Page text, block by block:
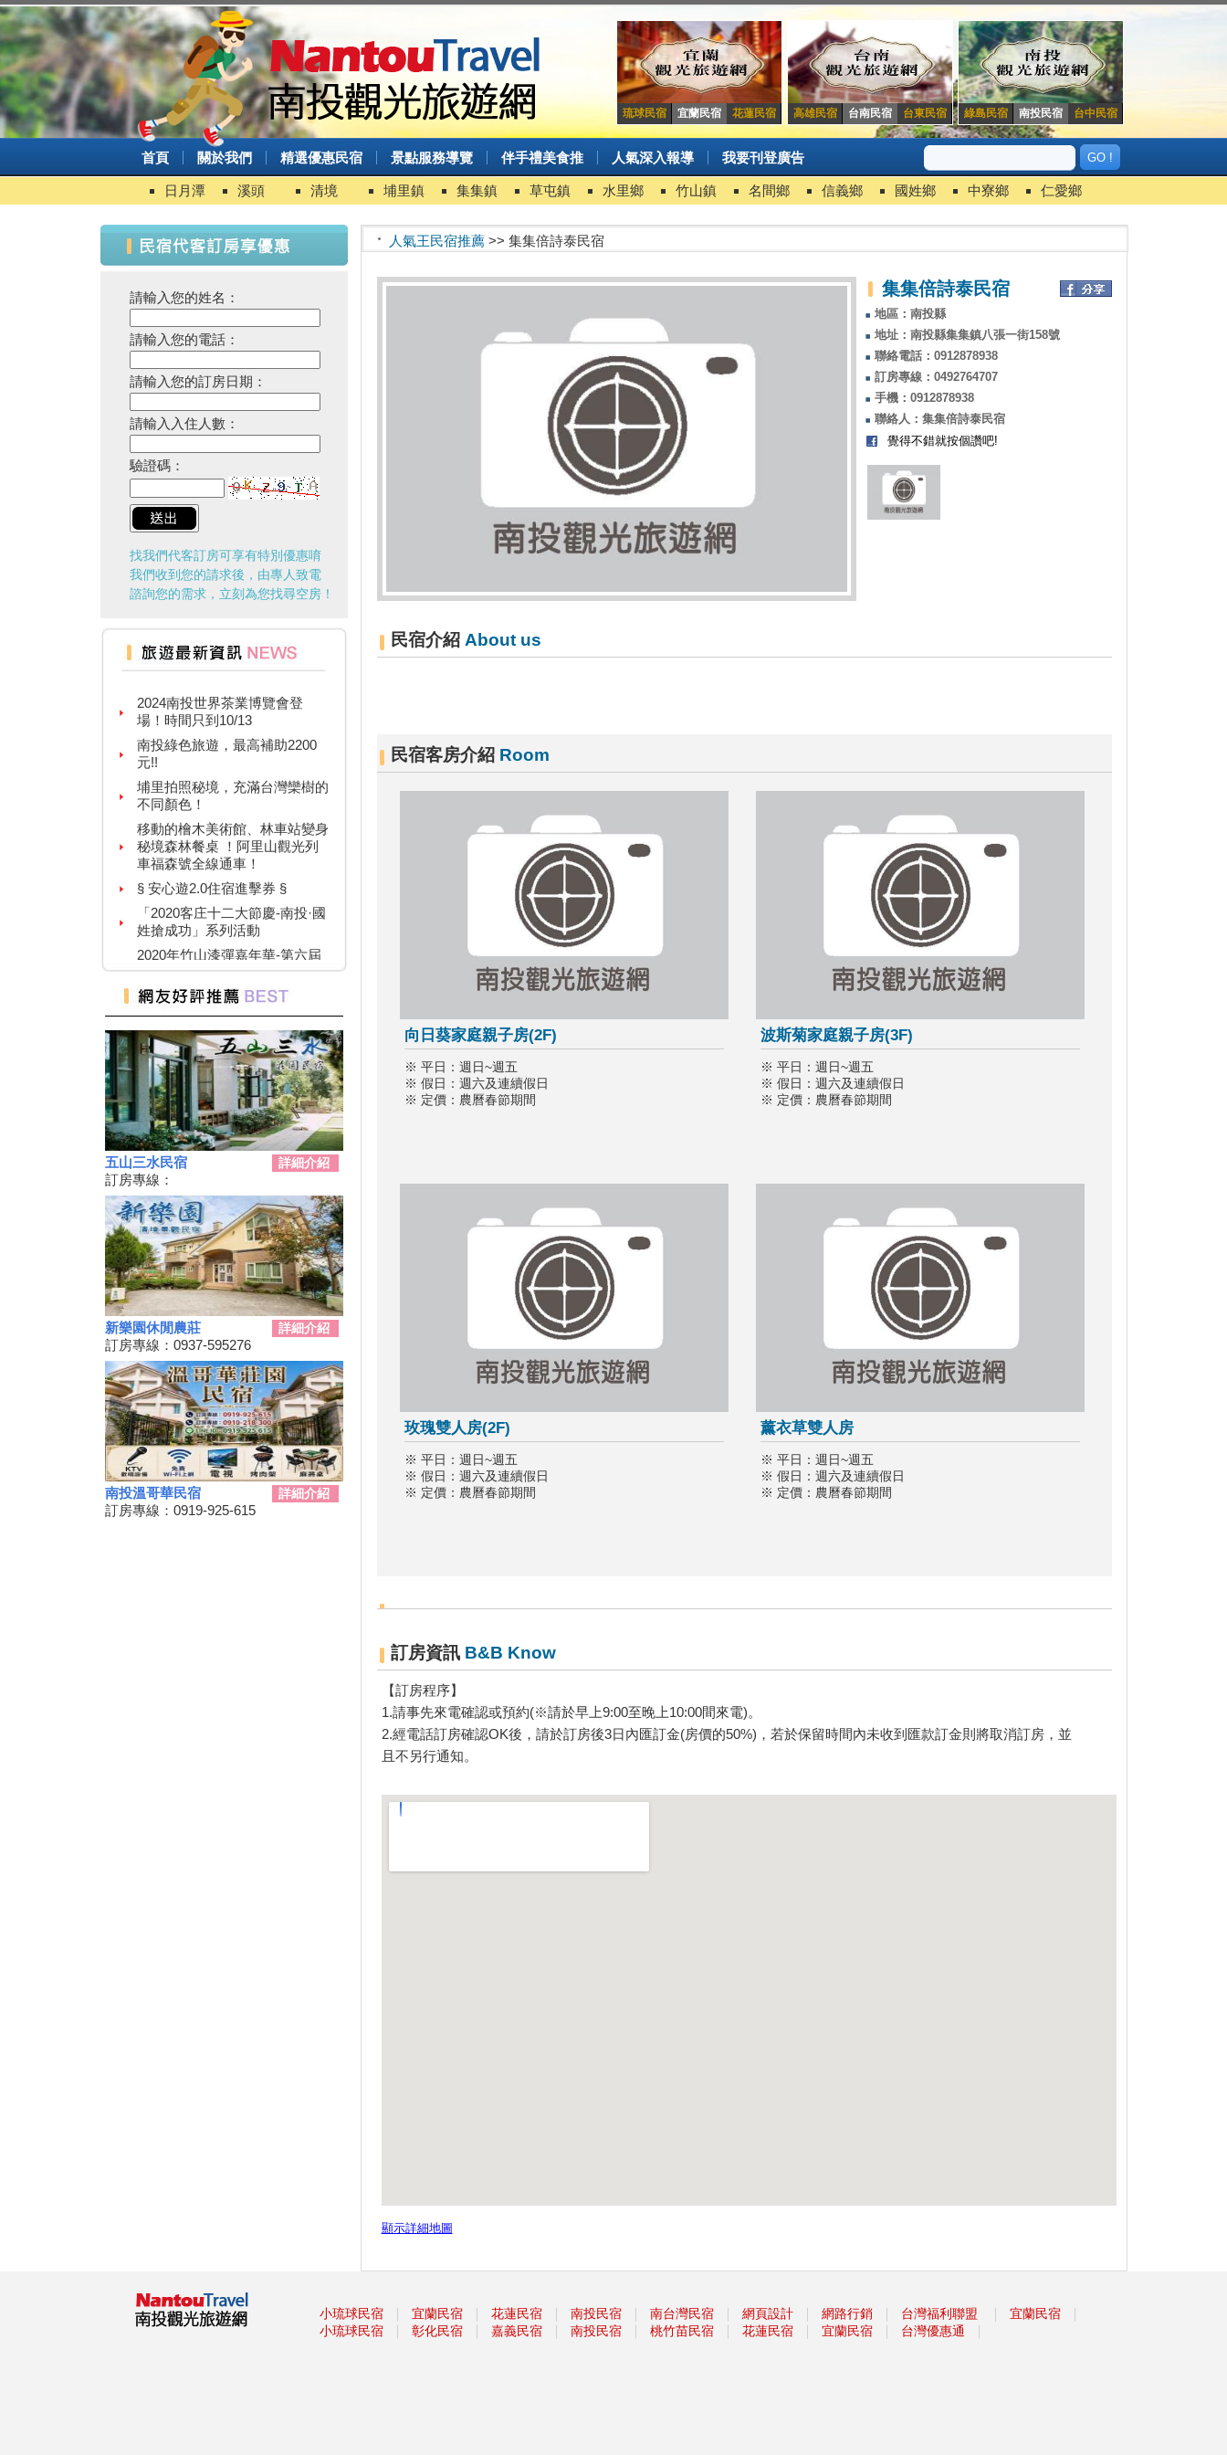
琉球民宿 宜蘭民宿 花蓮民宿 高雄民宿 台南民宿 台東民宿 綠島民宿 南投民宿 台中民宿
首頁 關於我們 精選優惠民宿 景點服務導覽 伴手禮美食推 人氣深入報導 我要刊登廣告
日月潭 溪頭 清境 埔里鎮 集集鎮 草屯鎮 水里鄉 竹山鎮 名間鄉 信義鄉 國姓鄉 中寮鄉 仁愛鄉
請輸入您的姓名：
請輸入您的電話：
請輸入您的訂房日期：
請輸入入住人數：
驗證碼：
找我們代客訂房可享有特別優惠唷
我們收到您的請求後，由專人致電
諮詢您的需求，立刻為您找尋空房！
台灣百大景點推薦，集章還有限
量小禮物可以拿
場！時間只到10/13
南投綠色旅遊，最高補助2200
元!!
埔里拍照秘境，充滿台灣欒樹的
不同顏色！
移動的檜木美術館、林車站變身
秘境森林餐桌 ！阿里山觀光列
車福森號全線通車！
§ 安心遊2.0住宿進擊券 §
「2020客庄十二大節慶-南投·國
姓搶成功」系列活動
2020年竹山漆彈嘉年華-第六屆
鎮長盃漆彈賽暨漆彈教育體驗活
動
紙本「藝FUN券」
呼吸-親子自然教育體驗活動(免
費參與)
南投觀光玩起來 發票滿額抽大
獎
水里車埕茶鄉好好玩 農會邀大
家做火車來夏舞茶
搶三倍券商機 南投推安心旅遊
遊樂區免費入園 台中農產網購
節
暑假到南投「偽出國」不一定選
例假日 平日仍有空房
2019擴大國旅秋冬夜市抵用卷
優惠活動
2019擴大國旅秋冬住宿優惠活
動
8月份虎山藝術市集「竹風車」
創意DIY
單車騎遊聽風看海，體驗台灣燈
塔極點濱海小鎮風貌 一起Light
up Taiwan
南投劇場藝術季-108年手牽手玉
山藝遊「藝文講座」系列活動，
歡迎民眾踴躍報名
「陶與茶的對話～陶茶交流之茶
寶島時代村「復活」 葡萄節明
天登場
集鐵小鎮瘋鐵馬 招集800騎士南
五山三水民宿 詳細介紹
訂房專線：
新樂園休閒農莊 詳細介紹
訂房專線：0937-595276
南投溫哥華民宿 詳細介紹
訂房專線：0919-925-615
人氣王民宿推薦>> 集集倍詩泰民宿
集集倍詩泰民宿
地區：南投縣
地址：南投縣集集鎮八張一街158號
聯絡電話：0912878938
訂房專線：0492764707
手機：0912878938
聯絡人：集集倍詩泰民宿
覺得不錯就按個讚吧!
民宿介紹About us
民宿客房介紹Room
向日葵家庭親子房(2F)
※ 平日：週日~週五
※ 假日：週六及連續假日
※ 定價：農曆春節期間
波斯菊家庭親子房(3F)
※ 平日：週日~週五
※ 假日：週六及連續假日
※ 定價：農曆春節期間
玫瑰雙人房(2F)
※ 平日：週日~週五
※ 假日：週六及連續假日
※ 定價：農曆春節期間
薰衣草雙人房
※ 平日：週日~週五
※ 假日：週六及連續假日
※ 定價：農曆春節期間
訂房資訊B&B Know
【訂房程序】
1.請事先來電確認或預約(※請於早上9:00至晚上10:00間來電)。
2.經電話訂房確認OK後，請於訂房後3日內匯訂金(房價的50%)，若於保留時間內未收到匯款訂金則將取消訂房，並
且不另行通知。
顯示詳細地圖
小琉球民宿 ｜ 宜蘭民宿 ｜ 花蓮民宿 ｜ 南投民宿 ｜ 南台灣民宿 ｜ 網頁設計 ｜ 網路行銷 ｜ 台灣福利聯盟 ｜ 宜蘭民宿 ｜
小琉球民宿 ｜ 彰化民宿 ｜ 嘉義民宿 ｜ 南投民宿 ｜ 桃竹苗民宿 ｜ 花蓮民宿 ｜ 宜蘭民宿 ｜ 台灣優惠通 ｜